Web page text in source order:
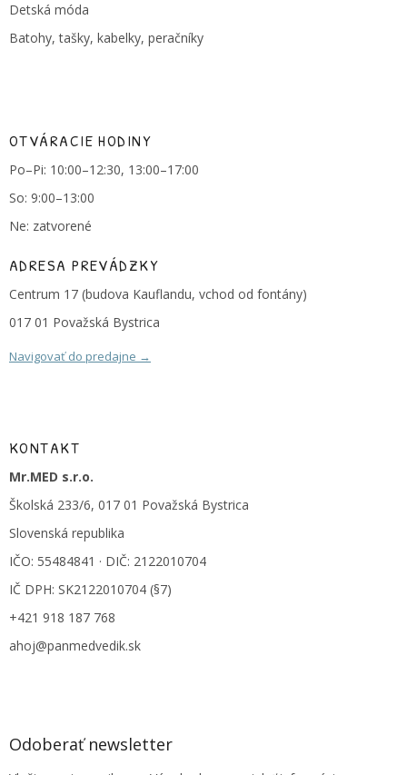
Detská móda
Batohy, tašky, kabelky, peračníky
OTVÁRACIE HODINY
Po–Pi: 10:00–12:30, 13:00–17:00
So: 9:00–13:00
Ne: zatvorené
ADRESA PREVÁDZKY
Centrum 17 (budova Kauflandu, vchod od fontány)
017 01 Považská Bystrica
Navigovať do predajne →
KONTAKT
Mr.MED s.r.o.
Školská 233/6, 017 01 Považská Bystrica
Slovenská republika
IČO: 55484841 · DIČ: 2122010704
IČ DPH: SK2122010704 (§7)
+421 918 187 768
ahoj@panmedvedik.sk
Odoberať newsletter